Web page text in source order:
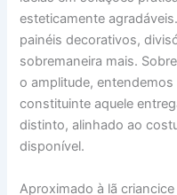
esteticamente
painéis decorativos,
sobremaneira mais.
o amplitude,
constituinte aquele
distinto, alinhado ao
disponível.
Aproximado à lã